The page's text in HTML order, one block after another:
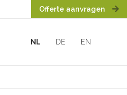
Offerte aanvragen
NL DE EN